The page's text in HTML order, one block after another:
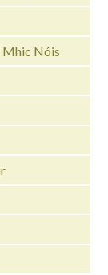
Mhic Nóis